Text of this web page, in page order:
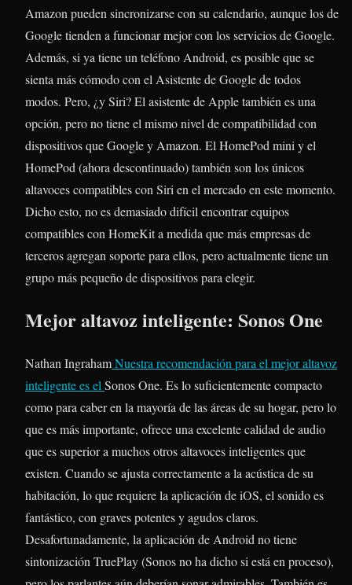
Amazon pueden sincronizarse con su calendario, aunque los de
Google tienden a funcionar mejor con los servicios de Google.
Además, si ya tiene un teléfono Android, es posible que se
sienta más cómodo con el Asistente de Google de todos
modos. Pero, ¿y Siri? El asistente de Apple también es una
opción, pero no tiene el mismo nivel de compatibilidad con
dispositivos que Google y Amazon. El HomePod mini y el
HomePod (ahora descontinuado) también son los únicos
altavoces compatibles con Siri en el mercado en este momento.
Dicho esto, no es demasiado difícil encontrar equipos
compatibles con HomeKit a medida que más empresas de
terceros agregan soporte para ellos, pero actualmente tiene un
grupo más pequeño de dispositivos para elegir.
Mejor altavoz inteligente: Sonos One
Nathan IngrahamNuestra recomendación para el mejor altavoz
inteligente es elSonos One. Es lo suficientemente compacto
como para caber en la mayoría de las áreas de su hogar, pero lo
que es más importante, ofrece una excelente calidad de audio
que es superior a muchos otros altavoces inteligentes que
existen. Cuando se ajusta correctamente a la acústica de su
habitación, lo que requiere la aplicación de iOS, el sonido es
fantástico, con graves potentes y agudos claros.
Desafortunadamente, la aplicación de Android no tiene
sintonización TruePlay (Sonos no ha dicho si está en proceso),